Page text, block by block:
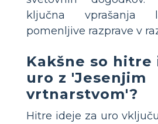
ključna vprašanja
pomenljive razprave v
Kakšne so hitre
uro z 'Jesenjim
vrtnarstvom'?
Hitre ideje za uro